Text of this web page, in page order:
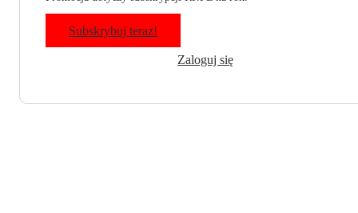
Subskrybuj teraz!
Zaloguj się